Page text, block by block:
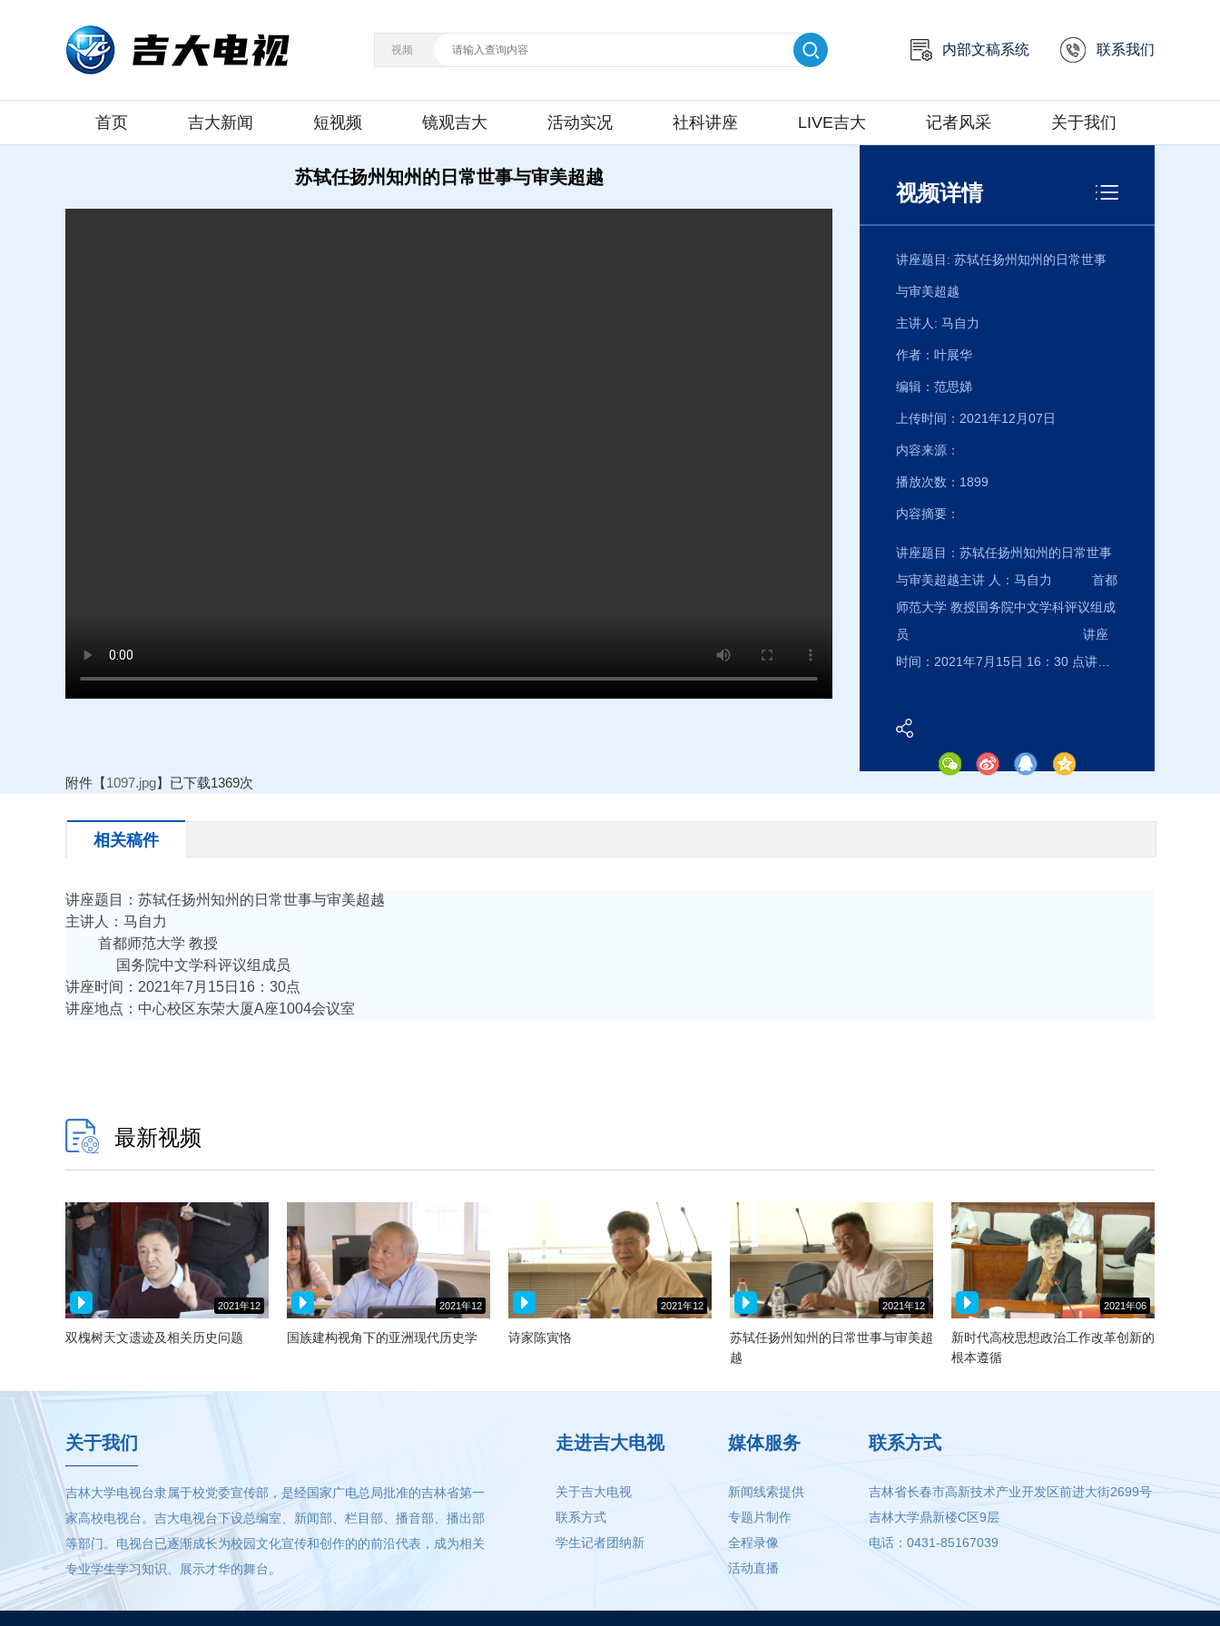
内部文稿系统 联系我们
视频
首页 吉大新闻 短视频 镜观吉大 活动实况 社科讲座 LIVE吉大 记者风采 关于我们
苏轼任扬州知州的日常世事与审美超越
视频详情
讲座题目: 苏轼任扬州知州的日常世事
与审美超越
主讲人: 马自力
作者：叶展华
编辑：范思娣
上传时间：2021年12月07日
内容来源：
播放次数： 1899
内容摘要：
讲座题目：苏轼任扬州知州的日常世事
与审美超越主讲 人：马自力 首都
师范大学 教授国务院中文学科评议组成
员 讲座
时间：2021年7月15日 16：30 点讲座
附件【1097.jpg】已下载1369次
相关稿件
讲座题目：苏轼任扬州知州的日常世事与审美超越
主讲 人：马自力
首都师范大学 教授
国务院中文学科评议组成员
讲座时间： 2021年7 月 15日 16 ： 30点
讲座地点：中心校区东荣大厦A座1004会议室
最新视频
2021年12
月07日
双槐树天文遗迹及相关历史问题
2021年12
月07日
国族建构视角下的亚洲现代历史学
2021年12
月07日
诗家陈寅恪
2021年12
月07日
苏轼任扬州知州的日常世事与审美超
越
2021年06
月21日
新时代高校思想政治工作改革创新的
根本遵循
关于我们
吉林大学电视台隶属于校党委宣传部，是经国家广电总局批准的吉林省第一
家高校电视台。吉大电视台下设总编室、新闻部、栏目部、播音部、播出部
等部门。电视台已逐渐成长为校园文化宣传和创作的的前沿代表，成为相关
专业学生学习知识、展示才华的舞台。
走进吉大电视
关于吉大电视
联系方式
学生记者团纳新
媒体服务
新闻线索提供
专题片制作
全程录像
活动直播
联系方式
吉林省长春市高新技术产业开发区前进大街2699号
吉林大学鼎新楼C区9层
电话：0431-85167039